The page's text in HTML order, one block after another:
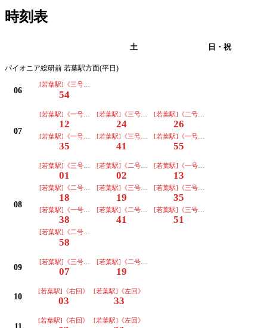
時刻表
土 日・祝
パイオニア総研前 若葉駅方面(平日)
06
[若葉駅]《三号車》
54
07
[若葉駅]《一号車･ｺﾐｾﾝ前経由》
12
[若葉駅]《三号車》
24
[若葉駅]《二号車》
26
[若葉駅]《一号車》
35
[若葉駅]《三号車》
41
[若葉駅]《一号車》
55
08
[若葉駅]《三号車》
01
[若葉駅]《二号車》
02
[若葉駅]《一号車･ｺﾐｾﾝ前経由》
13
[若葉駅]《二号車》
18
[若葉駅]《三号車》
19
[若葉駅]《三号車》
35
[若葉駅]《一号車･ｺﾐｾﾝ前経由》
38
[若葉駅]《二号車》
41
[若葉駅]《三号車》
51
[若葉駅]《二号車》
58
09
[若葉駅]《三号車》
07
[若葉駅]《二号車》
19
10
[若葉駅]《右回》
03
[若葉駅]《左回》
33
[若葉駅]《右回》 [若葉駅]《左回》